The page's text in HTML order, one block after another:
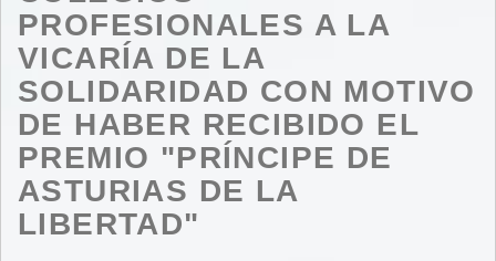
PROFESIONALES A LA
VICARÍA DE LA
SOLIDARIDAD CON MOTIVO
DE HABER RECIBIDO EL
PREMIO "PRÍNCIPE DE
ASTURIAS DE LA
LIBERTAD"